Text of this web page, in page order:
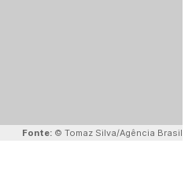
Fonte: © Tomaz Silva/Agência Brasil